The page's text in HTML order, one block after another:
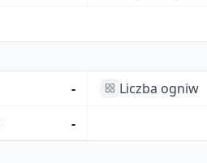
- Liczba ogniw
-